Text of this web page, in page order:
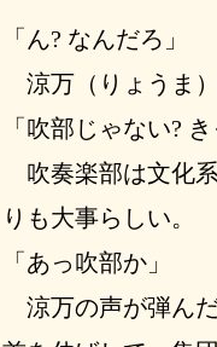
「ん? なんだろ」
涼万（りょうま）
「吹部じゃない?
吹奏楽部は文化
りも大事らしい。
「あっ吹部か」
涼万の声が弾ん